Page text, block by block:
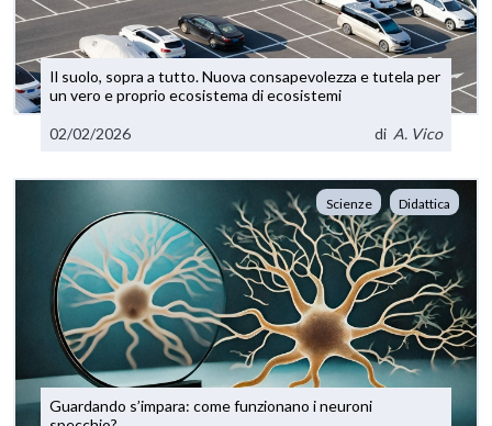
Il suolo, sopra a tutto. Nuova consapevolezza e tutela per
un vero e proprio ecosistema di ecosistemi
02/02/2026 di A. Vico
Scienze Didattica
Guardando s’impara: come funzionano i neuroni